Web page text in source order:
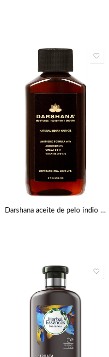
Darshana aceite de pelo indio Natural 59ml